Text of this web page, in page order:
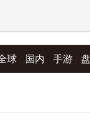
球 国内 手游